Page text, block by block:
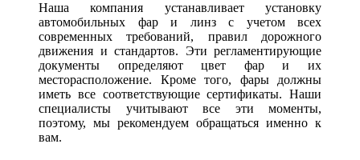
Наша компания устанавливает установку
автомобильных фар и линз с учетом всех
современных требований, правил дорожного
движения и стандартов. Эти регламентирующие
документы определяют цвет фар и их
месторасположение. Кроме того, фары должны
иметь все соответствующие сертификаты. Наши
специалисты учитывают все эти моменты,
поэтому, мы рекомендуем обращаться именно к
вам.